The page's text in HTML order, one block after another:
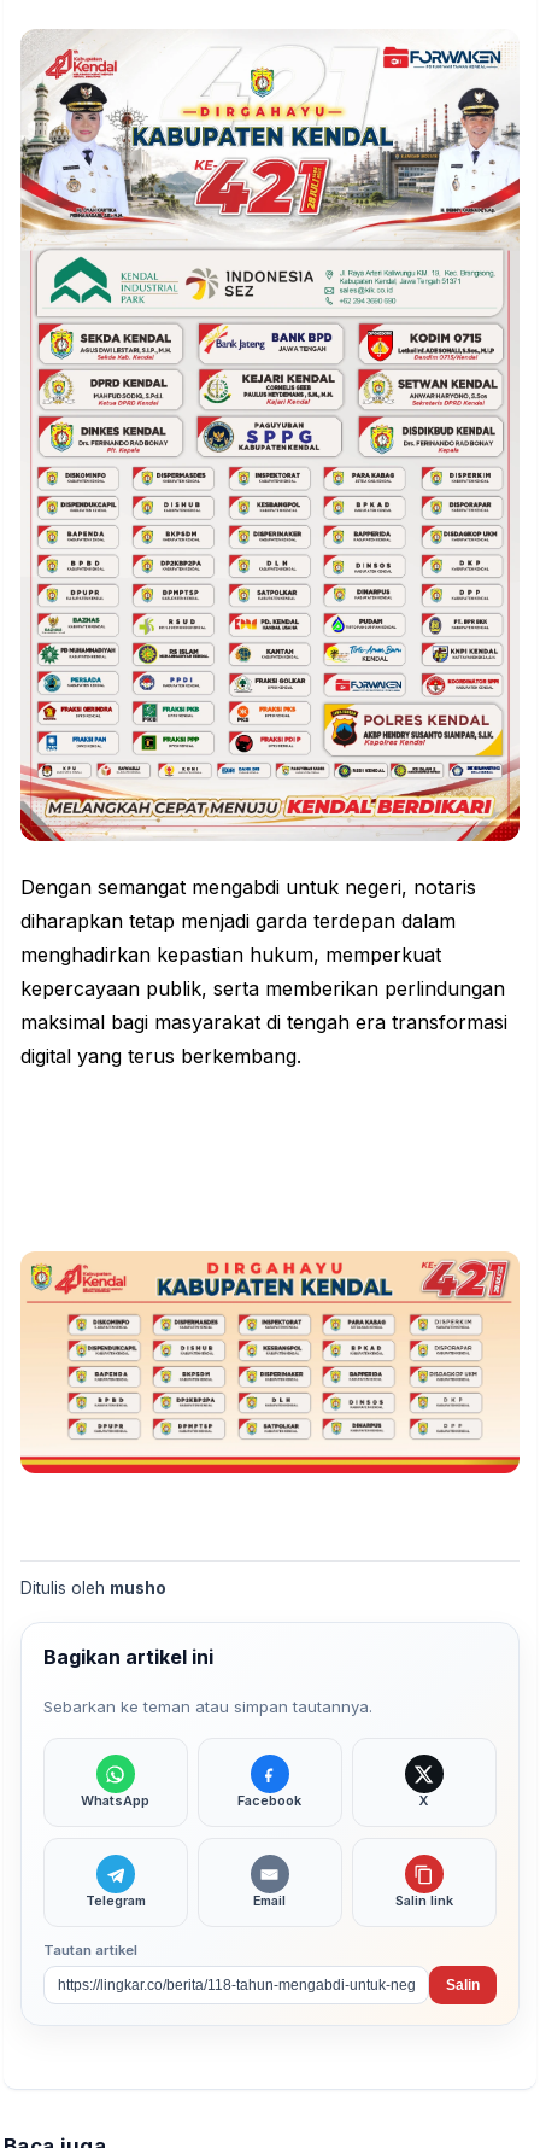
Dengan semangat mengabdi untuk negeri, notaris
diharapkan tetap menjadi garda terdepan dalam
menghadirkan kepastian hukum, memperkuat
kepercayaan publik, serta memberikan perlindungan
maksimal bagi masyarakat di tengah era transformasi
digital yang terus berkembang.
Ditulis oleh musho
Bagikan artikel ini
Sebarkan ke teman atau simpan tautannya.
WhatsApp Facebook X
Telegram Email Salin link
Tautan artikel
Salin